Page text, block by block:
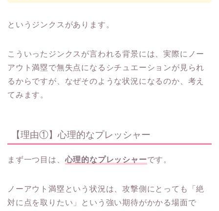
というジンクスがあります。
こういったジンクスが言われる背景には、実際にノー
アウト満塁で無失点になるシチュエーションが見られ
るからですが、なぜそのような状況になるのか、考え
てみます。
【理由①】心理的なプレッシャー
まず一つ目は、心理的なプレッシャーです。
ノーアウト満塁という状況は、攻撃側にとっても「絶
対に点を取りたい」という強い期待がかかる場面で